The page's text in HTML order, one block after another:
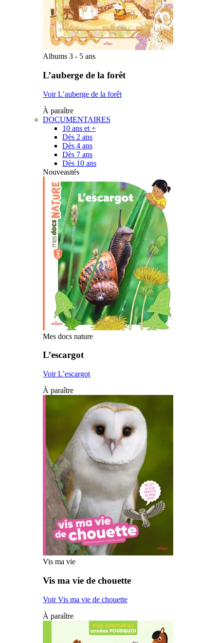
Albums 3 - 5 ans
L’auberge de la forêt
Voir L’auberge de la forêt
À paraître
DOCUMENTAIRES
10 ans et +
Dès 2 ans
Dès 4 ans
Dès 7 ans
Dès 10 ans
Nouveautés
Mes docs nature
L’escargot
Voir L’escargot
À paraître
Vis ma vie
Vis ma vie de chouette
Voir Vis ma vie de chouette
À paraître